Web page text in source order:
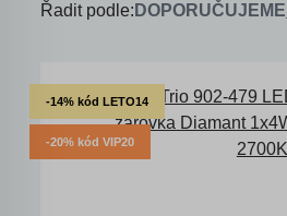
Řadit podle: DOPORUČUJEME
-14% kód LETO14
-20% kód VIP20